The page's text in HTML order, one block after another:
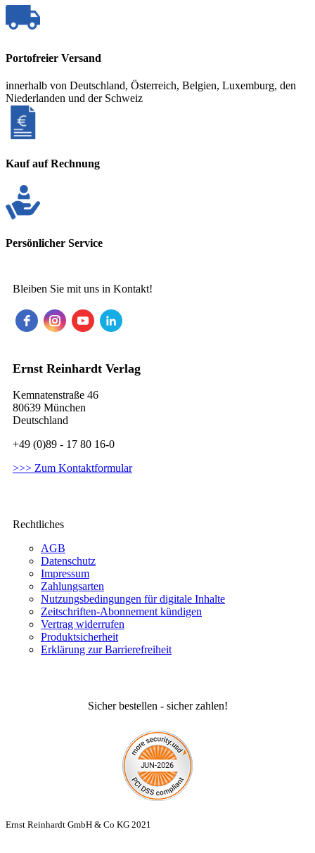
Portofreier Versand
innerhalb von Deutschland, Österreich, Belgien, Luxemburg, den
Niederlanden und der Schweiz
Kauf auf Rechnung
Persönlicher Service
Bleiben Sie mit uns in Kontakt!
Ernst Reinhardt Verlag
Kemnatenstraße 46
80639 München
Deutschland
+49 (0)89 - 17 80 16-0
>>> Zum Kontaktformular
Rechtliches
AGB
Datenschutz
Impressum
Zahlungsarten
Nutzungsbedingungen für digitale Inhalte
Zeitschriften-Abonnement kündigen
Vertrag widerrufen
Produktsicherheit
Erklärung zur Barrierefreiheit
Sicher bestellen - sicher zahlen!
Ernst Reinhardt GmbH & Co KG 2021